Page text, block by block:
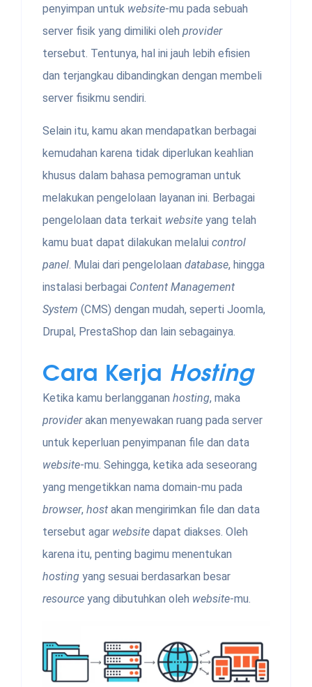
penyimpan untuk website-mu pada sebuah
server fisik yang dimiliki oleh provider
tersebut. Tentunya, hal ini jauh lebih efisien
dan terjangkau dibandingkan dengan membeli
server fisikmu sendiri.
Selain itu, kamu akan mendapatkan berbagai
kemudahan karena tidak diperlukan keahlian
khusus dalam bahasa pemograman untuk
melakukan pengelolaan layanan ini. Berbagai
pengelolaan data terkait website yang telah
kamu buat dapat dilakukan melalui control
panel. Mulai dari pengelolaan database, hingga
instalasi berbagai Content Management
System (CMS) dengan mudah, seperti Joomla,
Drupal, PrestaShop dan lain sebagainya.
Cara Kerja Hosting
Ketika kamu berlangganan hosting, maka
providerakan menyewakan ruang pada server
untuk keperluan penyimpanan file dan data
website-mu. Sehingga, ketika ada seseorang
yang mengetikkan nama domain-mu pada
browser, host akan mengirimkan file dan data
tersebut agar website dapat diakses. Oleh
karena itu, penting bagimu menentukan
hosting yang sesuai berdasarkan besar
resource yang dibutuhkan oleh website-mu.